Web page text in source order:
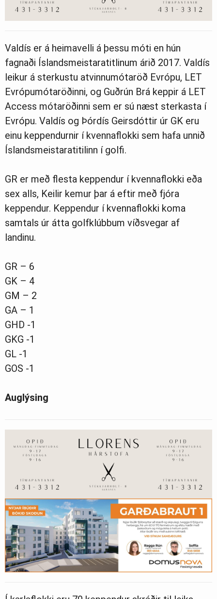
Valdís er á heimavelli á þessu móti en hún
fagnaði Íslandsmeistaratitlinum árið 2017. Valdís
leikur á sterkustu atvinnumótaröð Evrópu, LET
Evrópumótaröðinni, og Guðrún Brá keppir á LET
Access mótaröðinni sem er sú næst sterkasta í
Evrópu. Valdís og Þórdís Geirsdóttir úr GK eru
einu keppendurnir í kvennaflokki sem hafa unnið
Íslandsmeistaratitilinn í golfi.
GR er með flesta keppendur í kvennaflokki eða
sex alls, Keilir kemur þar á eftir með fjóra
keppendur. Keppendur í kvennaflokki koma
samtals úr átta golfklúbbum víðsvegar af
landinu.
GR – 6
GK – 4
GM – 2
GA – 1
GHD -1
GKG -1
GL -1
GOS -1
Auglýsing